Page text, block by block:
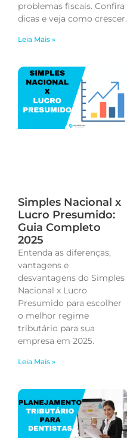
problemas fiscais. Confira
dicas e veja como crescer.
Leia Mais »
Simples Nacional x
Lucro Presumido:
Guia Completo
2025
Entenda as diferenças,
vantagens e
desvantagens do Simples
Nacional x Lucro
Presumido para escolher
o melhor regime
tributário para sua
empresa em 2025.
Leia Mais »